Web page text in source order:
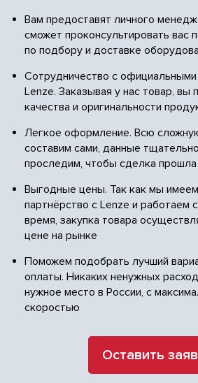
Вам предоставят личного
сможет проконсультировать вас
по подбору и доставке
Сотрудничество с
Lenze. Заказывая у нас товар, вы
качества и оригинальности
Легкое оформление. Всю
составим сами, данные
проследим, чтобы сделка прошла
Выгодные цены. Так как мы
партнёрство с Lenze и работаем
время, закупка товара
цене на рынке
Поможем подобрать лучший
оплаты. Никаких ненужных
нужное место в России, с
скоростью
Оставить